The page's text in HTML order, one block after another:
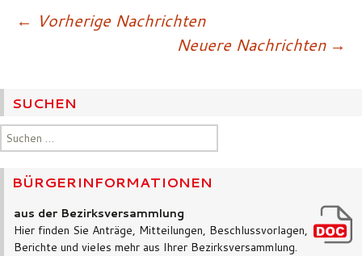
← Vorherige Nachrichten
Neuere Nachrichten →
SUCHEN
Suchen
nach:
BÜRGERINFORMATIONEN
aus der Bezirksversammlung
Hier finden Sie Anträge, Mitteilungen, Beschlussvorlagen,
Berichte und vieles mehr aus Ihrer Bezirksversammlung.